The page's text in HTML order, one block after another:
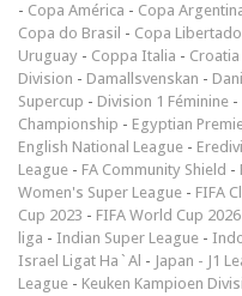
- Copa América - Copa
Copa do Brasil - Copa
Uruguay - Coppa Italia - Croatia
Division - Damallsvenskan -
Supercup - Division 1 Féminine -
Championship - Egyptian
English National League -
League - FA Community Shield -
Women's Super League - FIFA
Cup 2023 - FIFA World Cup 2026
liga - Indian Super League -
Israel Ligat Ha`Al - Japan - J1
League - Keuken Kampioen